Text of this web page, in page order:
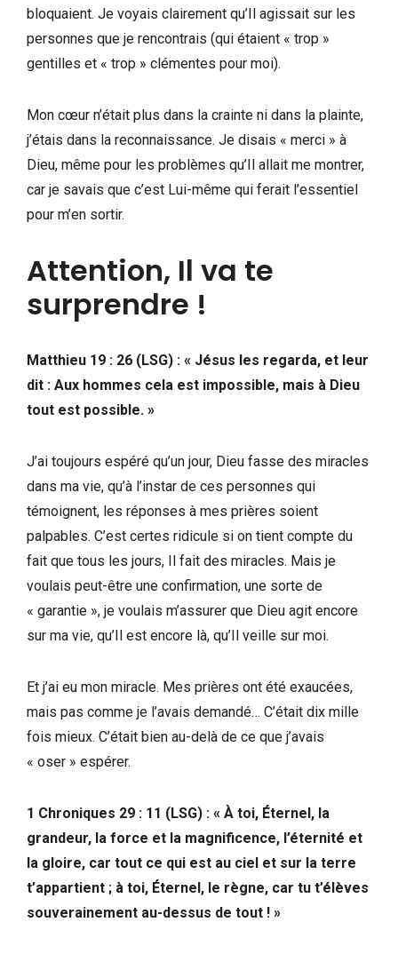
bloquaient. Je voyais clairement qu’Il agissait sur les
personnes que je rencontrais (qui étaient « trop »
gentilles et « trop » clémentes pour moi).
Mon cœur n’était plus dans la crainte ni dans la plainte,
j’étais dans la reconnaissance. Je disais « merci » à
Dieu, même pour les problèmes qu’Il allait me montrer,
car je savais que c’est Lui-même qui ferait l’essentiel
pour m’en sortir.
Attention, Il va te
surprendre !
Matthieu 19 : 26 (LSG) : « Jésus les regarda, et leur
dit : Aux hommes cela est impossible, mais à Dieu
tout est possible. »
J’ai toujours espéré qu’un jour, Dieu fasse des miracles
dans ma vie, qu’à l’instar de ces personnes qui
témoignent, les réponses à mes prières soient
palpables. C’est certes ridicule si on tient compte du
fait que tous les jours, Il fait des miracles. Mais je
voulais peut-être une confirmation, une sorte de
« garantie », je voulais m’assurer que Dieu agit encore
sur ma vie, qu’Il est encore là, qu’Il veille sur moi.
Et j’ai eu mon miracle. Mes prières ont été exaucées,
mais pas comme je l’avais demandé… C’était dix mille
fois mieux. C’était bien au-delà de ce que j’avais
« oser » espérer.
1 Chroniques 29 : 11 (LSG) : « À toi, Éternel, la
grandeur, la force et la magnificence, l’éternité et
la gloire, car tout ce qui est au ciel et sur la terre
t’appartient ; à toi, Éternel, le règne, car tu t’élèves
souverainement au-dessus de tout ! »